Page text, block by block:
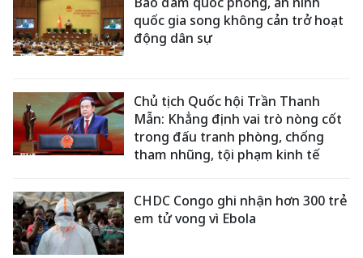
quốc gia song không cản trở hoạt
động dân sự
Chủ tịch Quốc hội Trần Thanh
Mẫn: Khẳng định vai trò nòng cốt
trong đấu tranh phòng, chống
tham nhũng, tội phạm kinh tế
CHDC Congo ghi nhận hơn 300 trẻ
em tử vong vì Ebola